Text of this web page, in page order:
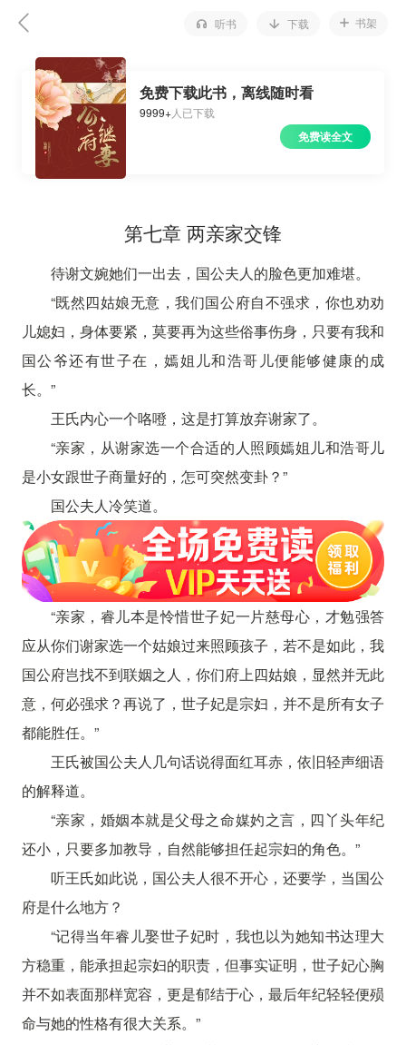
听书 下载 书架
免费下载此书，离线随时看
9999+人已下载
免费读全文
第七章 两亲家交锋
待谢文婉她们一出去，国公夫人的脸色更加难堪。
“既然四姑娘无意，我们国公府自不强求，你也劝劝
儿媳妇，身体要紧，莫要再为这些俗事伤身，只要有我和
国公爷还有世子在，嫣姐儿和浩哥儿便能够健康的成
长。”
王氏内心一个咯噔，这是打算放弃谢家了。
“亲家，从谢家选一个合适的人照顾嫣姐儿和浩哥儿
是小女跟世子商量好的，怎可突然变卦？”
国公夫人冷笑道。
“亲家，睿儿本是怜惜世子妃一片慈母心，才勉强答
应从你们谢家选一个姑娘过来照顾孩子，若不是如此，我
国公府岂找不到联姻之人，你们府上四姑娘，显然并无此
意，何必强求？再说了，世子妃是宗妇，并不是所有女子
都能胜任。”
王氏被国公夫人几句话说得面红耳赤，依旧轻声细语
的解释道。
“亲家，婚姻本就是父母之命媒妁之言，四丫头年纪
还小，只要多加教导，自然能够担任起宗妇的角色。”
听王氏如此说，国公夫人很不开心，还要学，当国公
府是什么地方？
“记得当年睿儿娶世子妃时，我也以为她知书达理大
方稳重，能承担起宗妇的职责，但事实证明，世子妃心胸
并不如表面那样宽容，更是郁结于心，最后年纪轻轻便殒
命与她的性格有很大关系。”